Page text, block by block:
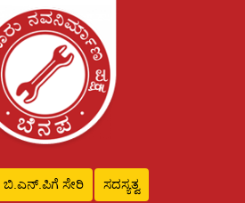
ಬಿ.ಎನ್‌.ಪಿಗೆ ಸೇರಿ ಸದಸ್ಯತ್ವ